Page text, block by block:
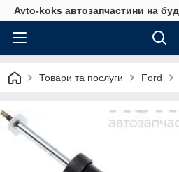
Avto-koks автозапчастини на
Товари та послуги Ford